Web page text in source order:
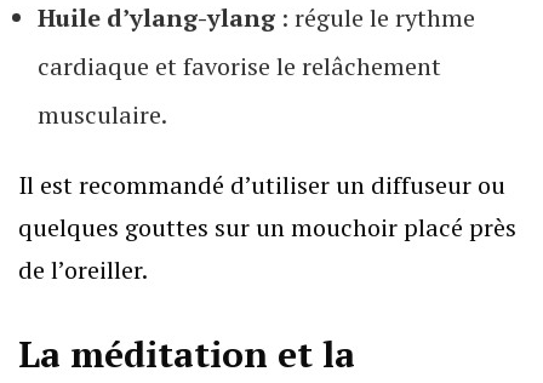
Huile d’ylang-ylang : régule le rythme
cardiaque et favorise le relâchement
musculaire.
Il est recommandé d’utiliser un diffuseur ou
quelques gouttes sur un mouchoir placé près
de l’oreiller.
La méditation et la